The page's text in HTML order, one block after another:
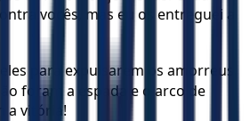
vocês, mas eu os entreguei a
para expulsarem os amorreus
foram a espada e o arco de
a vitória!